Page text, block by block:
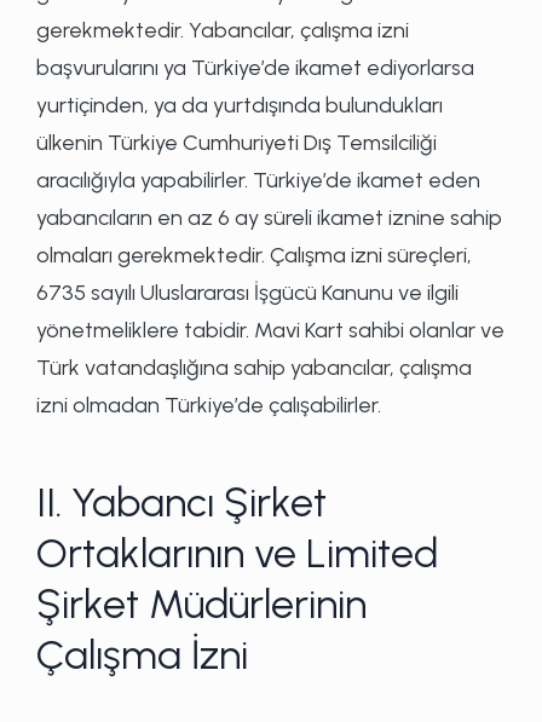
gerekmektedir. Yabancılar, çalışma izni
başvurularını ya Türkiye’de ikamet ediyorlarsa
yurtiçinden, ya da yurtdışında bulundukları
ülkenin Türkiye Cumhuriyeti Dış Temsilciliği
aracılığıyla yapabilirler. Türkiye’de ikamet eden
yabancıların en az 6 ay süreli ikamet iznine sahip
olmaları gerekmektedir. Çalışma izni süreçleri,
6735 sayılı Uluslararası İşgücü Kanunu ve ilgili
yönetmeliklere tabidir. Mavi Kart sahibi olanlar ve
Türk vatandaşlığına sahip yabancılar, çalışma
izni olmadan Türkiye’de çalışabilirler.
II. Yabancı Şirket
Ortaklarının ve Limited
Şirket Müdürlerinin
Çalışma İzni